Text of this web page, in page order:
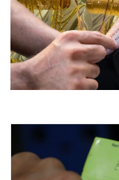
06.12.2025 17:33
26 Kasım 2025:
Çeyrek Altın Alış-
06.12.2025 04:10